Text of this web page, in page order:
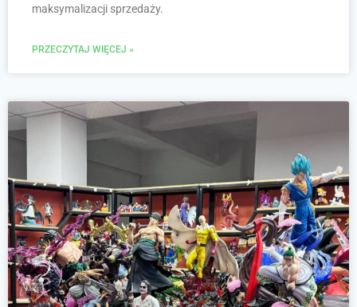
maksymalizacji sprzedaży.
PRZECZYTAJ WIĘCEJ »